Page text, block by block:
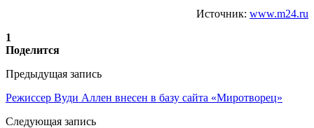
Источник: www.m24.ru
1
Поделится
Предыдущая запись
Режиссер Вуди Аллен внесен в базу сайта «Миротворец»
Следующая запись